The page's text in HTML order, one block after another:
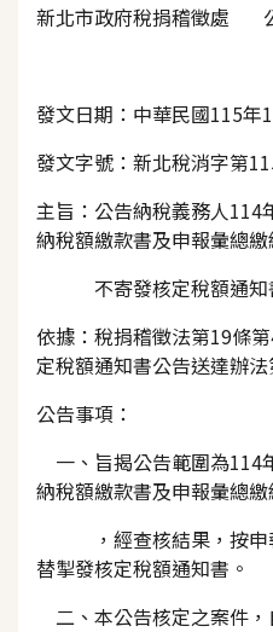
新北市政府稅捐稽徵處
發文日期：中華民國115年
發文字號：新北稅消字第
主旨：公告納稅義務人
納稅額繳款書及申報彙總繳
不寄發核定稅額通知
依據：稅捐稽徵法第19條
定稅額通知書公告送達辦
公告事項：
一、旨揭公告範圍為114
納稅額繳款書及申報彙總
，經查核結果，按申
替掣發核定稅額通知書。
二、本公告核定之案件